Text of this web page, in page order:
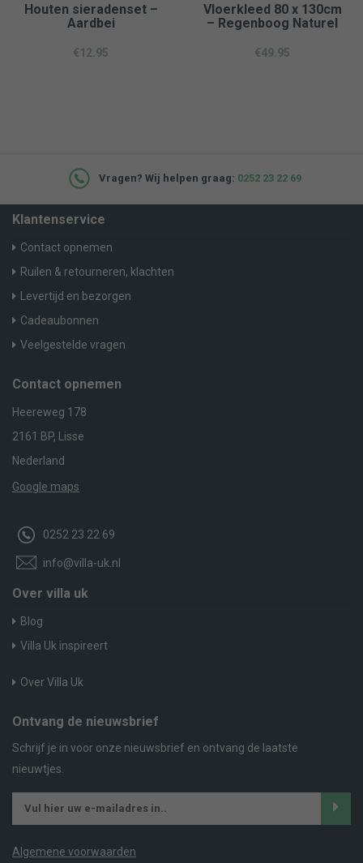
Houten sieradenset –
Aardbei
€12.95
Vloerkleed 80 x 130cm
– Regenboog Naturel
€49.95
Vragen? Wij helpen graag: 0252 23 22 69
Klantenservice
Contact opnemen
Ruilen & retourneren, klachten
Levertijd en bezorgen
Cadeaubonnen
Veelgestelde vragen
Contact opnemen
Heereweg 178
2161 BP, Lisse
Nederland
Google maps
0252 23 22 69
info@villa-uk.nl
Over villa uk
Blog
Villa Uk inspireert
Over Villa Uk
Ontvang de nieuwsbrief
Schrijf je in voor onze nieuwsbrief en ontvang de laatste
nieuwtjes.
Algemene voorwaarden